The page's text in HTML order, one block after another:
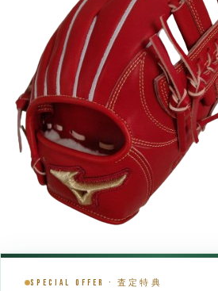
Special Offer · 査定特典